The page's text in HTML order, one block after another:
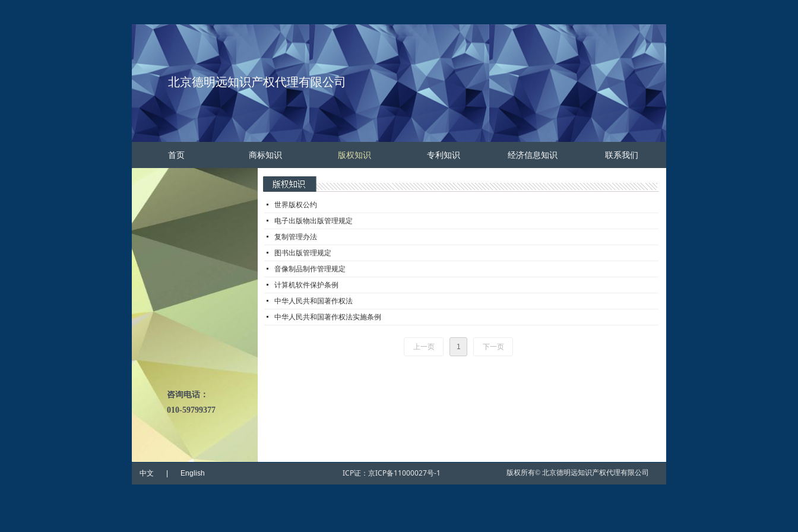
首页 商标知识 版权知识 专利知识 经济信息知识 联系我们
北京德明远知识产权代理有限公司
넷 世界版权公约
넷 电子出版物出版管理规定
넷 复制管理办法
넷 图书出版管理规定
넷 音像制品制作管理规定
넷 计算机软件保护条例
넷 中华人民共和国著作权法
넷 中华人民共和国著作权法实施条例
上一页 1 下一页
咨询电话：
010-59799377
中文 | English 版权所有© 北京德明远知识产权代理有限公司
ICP证： 京ICP备11000027号-1